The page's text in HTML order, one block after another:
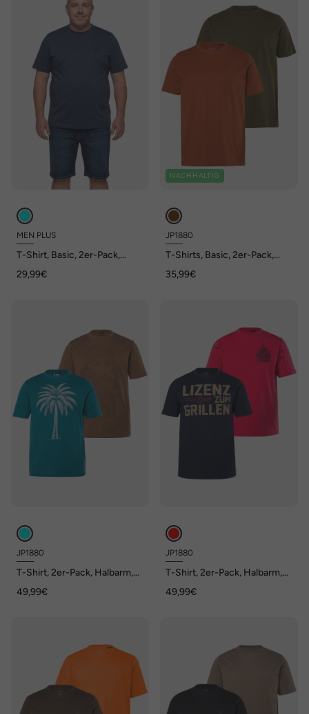
MEN PLUS
T-Shirt, Basic, 2er-Pack,
29,99€
NACHHALTIG
JP1880
T-Shirts, Basic, 2er-Pack,
35,99€
JP1880
T-Shirt, 2er-Pack, Halbarm,
49,99€
JP1880
T-Shirt, 2er-Pack, Halbarm,
49,99€